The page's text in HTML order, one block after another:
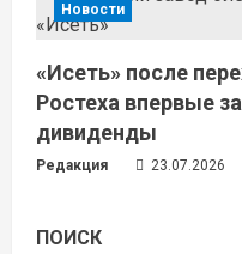
Новости
«Исеть» после
Ростеха впервые
дивиденды
Редакция 23.07.2026
ПОИСК